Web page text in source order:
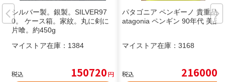
シルバー製。銀製。SILVER97
0。 ケース箱。家紋。丸に剣に
片喰。約450g
マイストア在庫： 1384
税込 150720円
パタゴニア ペンギーノ 貴重品P
atagonia ペンギン 90年代 美品
マイストア在庫： 3168
税込 216000